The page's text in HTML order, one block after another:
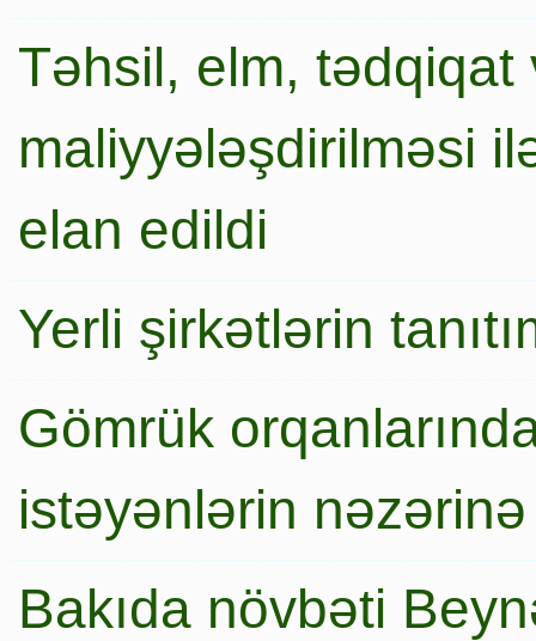
Təhsil, elm,
maliyyələşdirilməsi
elan edildi
Yerli şirkətlərin
Gömrük
istəyənlərin nəzərinə
Bakıda növbəti